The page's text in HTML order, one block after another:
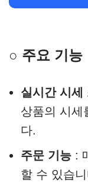
○ 주요 기능
실시간 시세
상품의 시세
다.
주문 기능 :
할 수 있습